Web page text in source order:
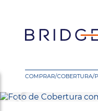
COMPRAR/COBERTURA/